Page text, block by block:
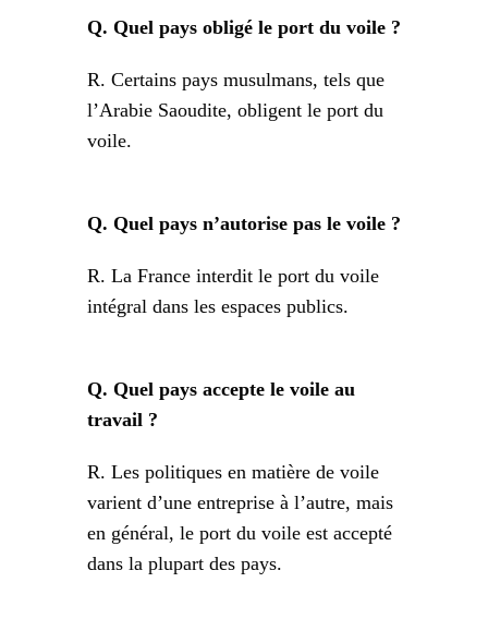
Q. Quel pays obligé le port du voile ?
R. Certains pays musulmans, tels que
l’Arabie Saoudite, obligent le port du
voile.
Q. Quel pays n’autorise pas le voile ?
R. La France interdit le port du voile
intégral dans les espaces publics.
Q. Quel pays accepte le voile au
travail ?
R. Les politiques en matière de voile
varient d’une entreprise à l’autre, mais
en général, le port du voile est accepté
dans la plupart des pays.